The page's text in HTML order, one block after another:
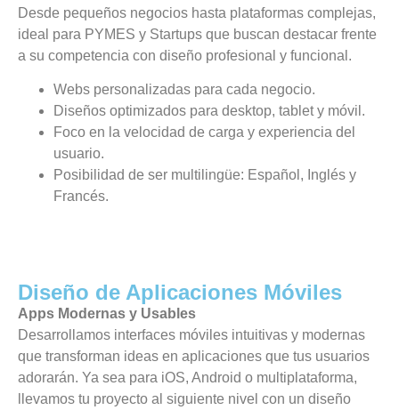
Desde pequeños negocios hasta plataformas complejas,
ideal para PYMES y Startups que buscan destacar frente
a su competencia con diseño profesional y funcional.
Webs personalizadas para cada negocio.
Diseños optimizados para desktop, tablet y móvil.
Foco en la velocidad de carga y experiencia del
usuario.
Posibilidad de ser multilingüe: Español, Inglés y
Francés.
Diseño de Aplicaciones Móviles
Apps Modernas y Usables
Desarrollamos interfaces móviles intuitivas y modernas
que transforman ideas en aplicaciones que tus usuarios
adorarán. Ya sea para iOS, Android o multiplataforma,
llevamos tu proyecto al siguiente nivel con un diseño